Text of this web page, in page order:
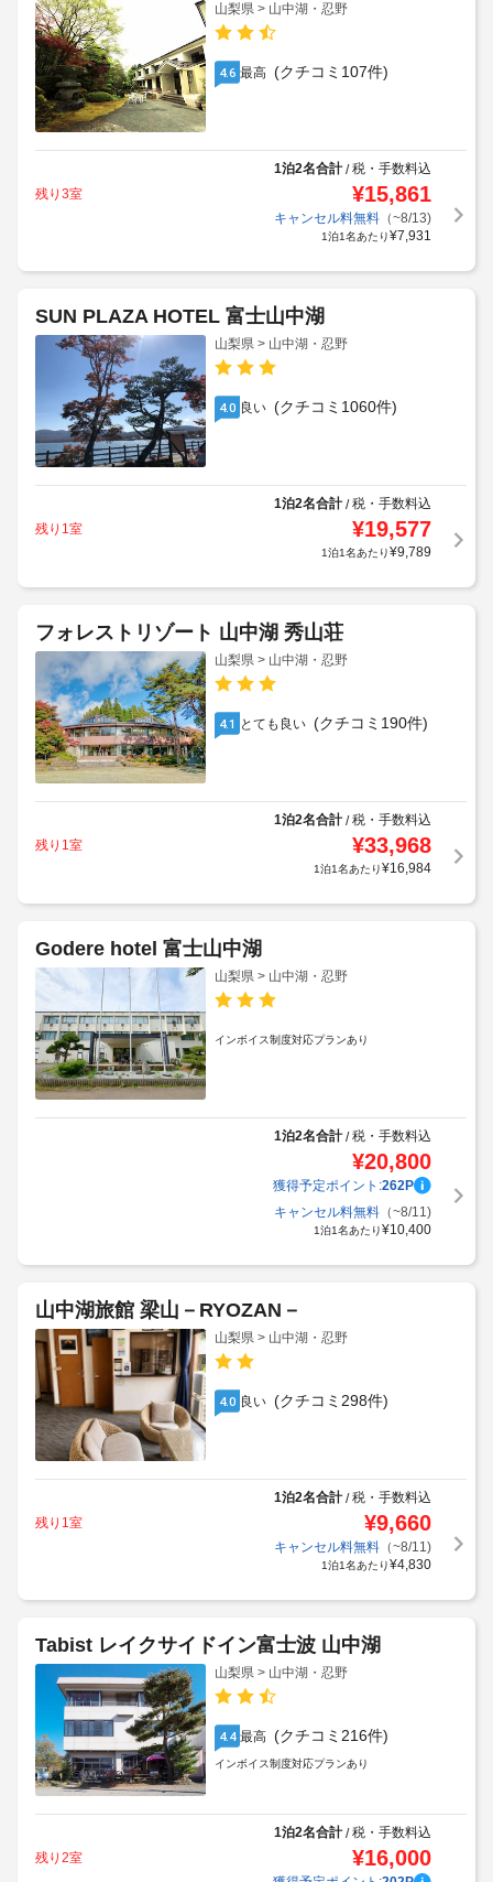
山梨県 > 山中湖・忍野
4.6 最高 (クチコミ107件)
1泊2名合計/税・手数料込
残り3室
¥15,861
キャンセル料無料（~8/13)
1泊1名あたり¥7,931
SUN PLAZA HOTEL 富士山中湖
山梨県 > 山中湖・忍野
4.0 良い (クチコミ1060件)
1泊2名合計/税・手数料込
残り1室
¥19,577
1泊1名あたり¥9,789
フォレストリゾート 山中湖 秀山荘
山梨県 > 山中湖・忍野
4.1 とても良い (クチコミ190件)
1泊2名合計/税・手数料込
残り1室
¥33,968
1泊1名あたり¥16,984
Godere hotel 富士山中湖
山梨県 > 山中湖・忍野
インボイス制度対応プランあり
1泊2名合計/税・手数料込
¥20,800
獲得予定ポイント:262P
キャンセル料無料（~8/11)
1泊1名あたり¥10,400
山中湖旅館 梁山－RYOZAN－
山梨県 > 山中湖・忍野
4.0 良い (クチコミ298件)
1泊2名合計/税・手数料込
残り1室
¥9,660
キャンセル料無料（~8/11)
1泊1名あたり¥4,830
Tabist レイクサイドイン富士波 山中湖
山梨県 > 山中湖・忍野
4.4 最高 (クチコミ216件)
インボイス制度対応プランあり
1泊2名合計/税・手数料込
残り2室
¥16,000